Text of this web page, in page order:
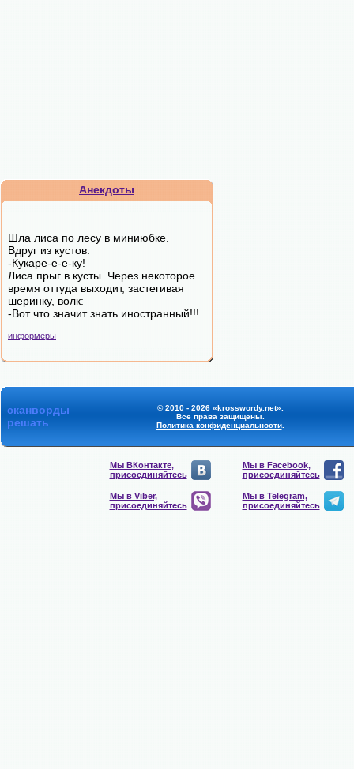
Анекдоты
Шла лиса по лесу в миниюбке.
Вдруг из кустов:
-Кукаре-е-е-ку!
Лиса прыг в кусты. Через некоторое
время оттуда выходит, застегивая
шеринку, волк:
-Вот что значит знать иностранный!!!
информеры
сканворды
решать
© 2010 - 2026 «krosswordy.net».
Все права защищены.
Политика конфиденциальности.
Мы ВКонтакте,
присоединяйтесь
Мы в Facebook,
присоединяйтесь
Мы в Viber,
присоединяйтесь
Мы в Telegram,
присоединяйтесь